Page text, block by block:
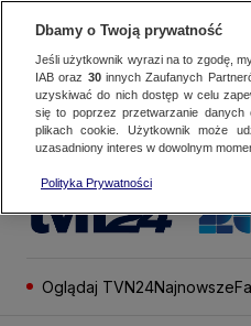
Oglądaj TVN24Najnowsze
Dbamy o Twoją prywatność
Jeśli użytkownik wyrazi na to zgodę,
IAB oraz 30innych Zaufanych
uzyskiwać do nich dostęp w celu
się to poprzez przetwarzanie danych
plikach cookie. Użytkownik może
uzasadniony interes w dowolnym
Polityka Prywatności